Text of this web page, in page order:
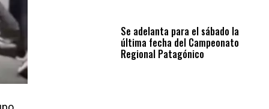
Se adelanta para el sábado la
última fecha del Campeonato
Regional Patagónico